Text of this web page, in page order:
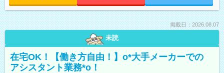
掲載日：2026.08.07
未読
在宅OK！【働き方自由！】o*大手メーカーでの
アシスタント業務*o！